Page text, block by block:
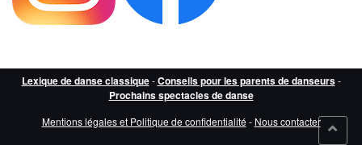
Lexique de danse classique-Conseils pour les parents de danseurs-
Prochains spectacles de danse
Mentions légales et Politique de confidentialité - Nous contacter